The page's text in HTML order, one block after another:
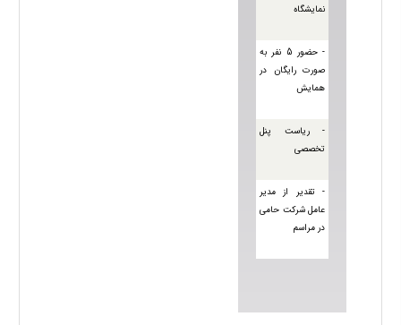
نمایشگاه
- حضور 5 نفر به
صورت رايگان در
همایش
- ریاست پنل
تخصصی
- تقدیر از مدیر
عامل شرکت حامی
در مراسم